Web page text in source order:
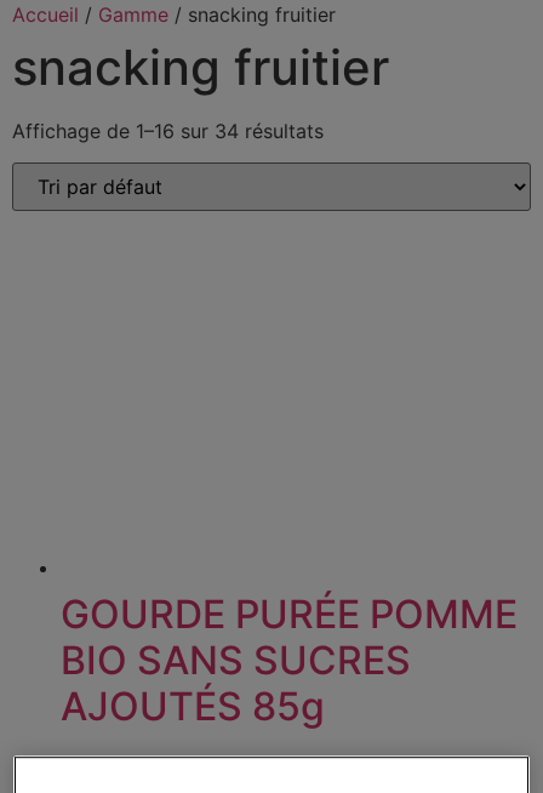
Accueil / Gamme / snacking fruitier
snacking fruitier
Affichage de 1–16 sur 34 résultats
GOURDE PURÉE POMME
BIO SANS SUCRES
AJOUTÉS 85g
Lire la suite